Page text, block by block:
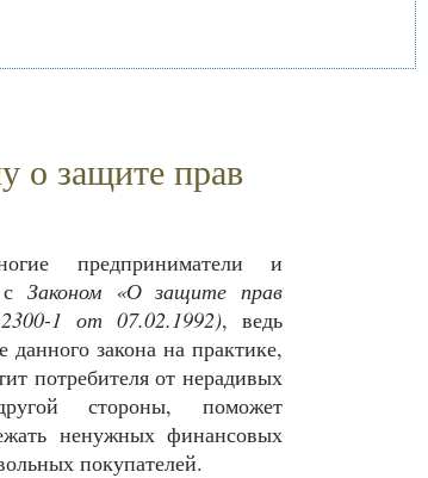
о защите прав
предприниматели и
Законом «О защите прав
1 от 07.02.1992), ведь
закона на практике,
потребителя от нерадивых
стороны, поможет
ненужных финансовых
покупателей.